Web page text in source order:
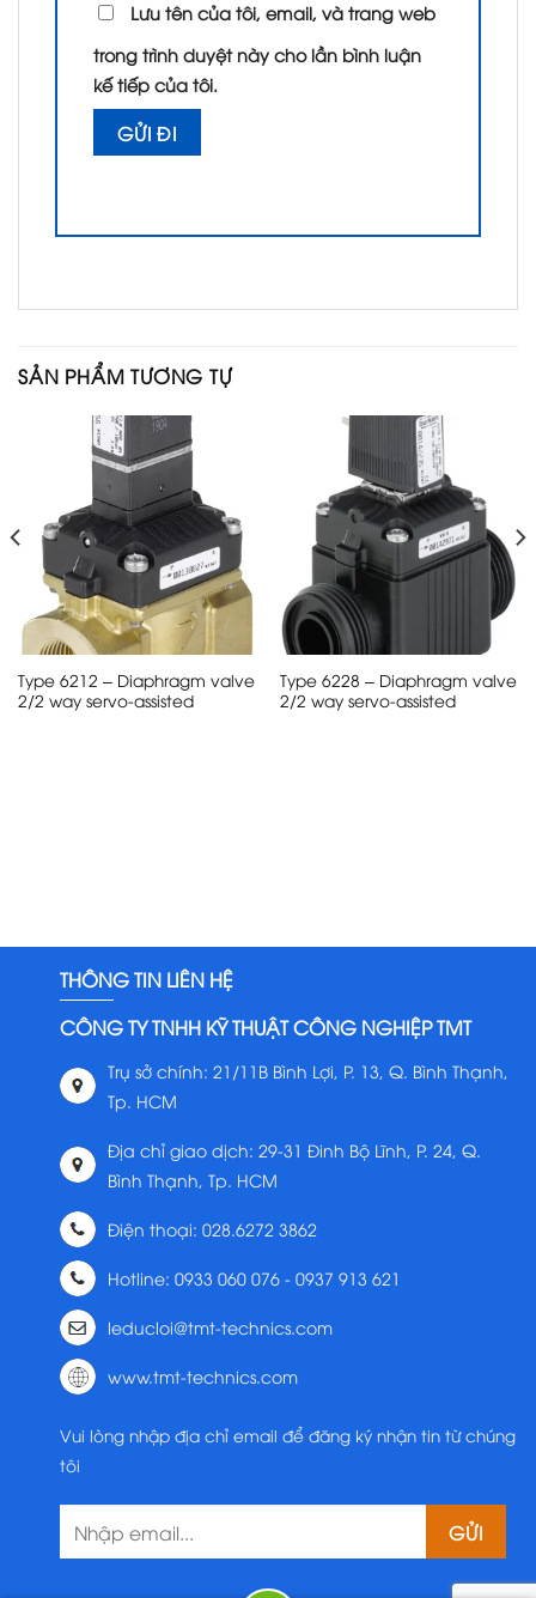
Lưu tên của tôi, email, và trang web
trong trình duyệt này cho lần bình luận
kế tiếp của tôi.
SẢN PHẨM TƯƠNG TỰ
Type 6212 – Diaphragm valve
2/2 way servo-assisted
Type 6228 – Diaphragm valve
2/2 way servo-assisted
THÔNG TIN LIÊN HỆ
CÔNG TY TNHH KỸ THUẬT CÔNG NGHIỆP TMT
Trụ sở chính: 21/11B Bình Lợi, P. 13, Q. Bình Thạnh,
Tp. HCM
Địa chỉ giao dịch: 29-31 Đinh Bộ Lĩnh, P. 24, Q.
Bình Thạnh, Tp. HCM
Điện thoại: 028.6272 3862
Hotline: 0933 060 076 - 0937 913 621
leducloi@tmt-technics.com
www.tmt-technics.com
Vui lòng nhập địa chỉ email để đăng ký nhận tin từ chúng
tôi